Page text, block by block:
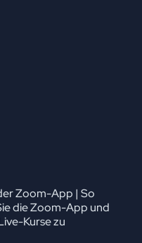
Zoom-App | So
die Zoom-App und
Kurse zu